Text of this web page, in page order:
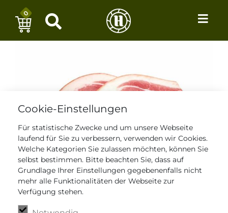
Cookie-Einstellungen
Für statistische Zwecke und um unsere Webseite
laufend für Sie zu verbessern, verwenden wir Cookies.
Welche Kategorien Sie zulassen möchten, können Sie
selbst bestimmen. Bitte beachten Sie, dass auf
Grundlage Ihrer Einstellungen gegebenenfalls nicht
mehr alle Funktionalitäten der Webseite zur
Verfügung stehen.
0